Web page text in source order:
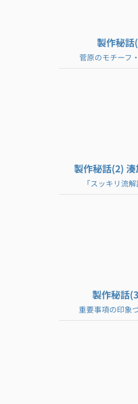
製作秘話
菅原のモチーフ
製作秘話(2)
「スッキリ流
製作秘話
重要事項の印象